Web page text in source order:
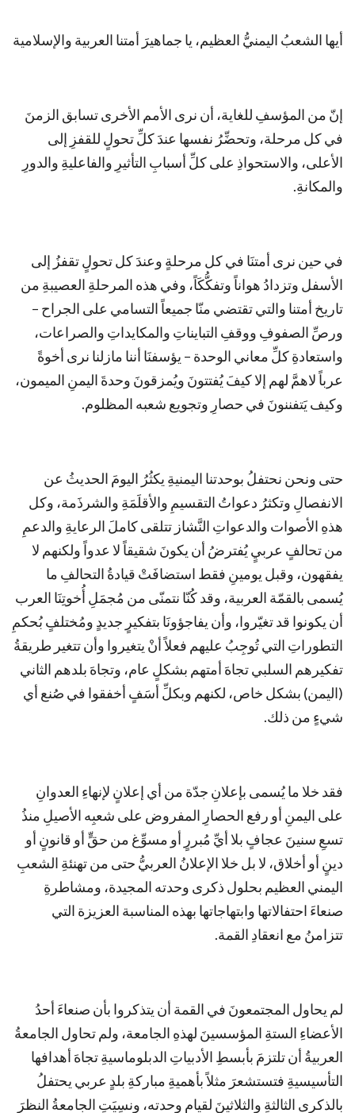
أيها الشعبُ اليمنيُّ العظيم، يا جماهيرَ أمتنا العربية والإسلامية
إنّ من المؤسفِ للغاية، أن نرى الأمم الأخرى تسابق الزمنَ
في كل مرحلة، وتحضِّرُ نفسها عندَ كلِّ تحولٍ للقفزِ إلى
الأعلى، والاستحواذِ على كلِّ أسبابِ التأثيرِ والفاعليةِ والدورِ
والمكانةِ.
في حين نرى أمتنَا في كل مرحلةٍ وعندَ كل تحولٍ تقفزُ إلى
الأسفل وتزدادُ هواناً وتفكُّكَاً، وفي هذه المرحلةِ العصيبةِ من
تاريخ أمتنا والتي تقتضي منّا جميعاً التسامي على الجراح –
ورصِّ الصفوفِ ووقفِ التبايناتِ والمكايداتِ والصراعات،
واستعادةِ كلِّ معاني الوحدة – يؤسفنَا أننا مازلنا نرى أخوةً
عرباً لاهمَّ لهم إلا كيفَ يُفتتونَ ويُمزقونَ وحدةَ اليمنِ الميمون،
وكيف يَتفننونَ في حصارِ وتجويع شعبه المظلوم.
حتى ونحن نحتفلُ بوحدتنا اليمنيةِ يكثُرُ اليومَ الحديثُ عن
الانفصالِ وتكثرُ دعواتُ التقسيمِ والأقلَمَةِ والشرذَمة، وكل
هذهِ الأصوات والدعواتِ النَّشاز تتلقى كاملَ الرعايةِ والدعمِ
من تحالفٍ عربيٍ يُفترضُ أن يكونَ شقيقاً لا عدواً ولكنهم لا
يفقهون، وقبل يومينِ فقط استضافَتْ قيادةُ التحالفِ ما
يُسمى بالقمّة العربية، وقد كُنّا نتمنّى من مُجمَلِ أُخوتِنَا العرب
أن يكونوا قد تغيّروا، وأن يفاجؤونَا بتفكيرٍ جديدٍ ومُختلفٍ بُحكمِ
التطوراتِ التي تُوجِبُ عليهم فعلاً أنْ يتغيروا وأن تتغير طريقةُ
تفكيرهم السلبي تجاهَ أمتهم بشكلٍ عام، وتجاهَ بلدهم الثاني
(اليمن) بشكل خاص، لكنهم وبكلِّ أسَفٍ أخفقوا في صُنع أي
شيءٍ من ذلك.
فقد خلا ما يُسمى بإعلانِ جدّة من أي إعلانٍ لإنهاءِ العدوانِ
على اليمنِ أو رفع الحصارِ المفروض على شعبِه الأصيلِ منذُ
تسعِ سنينَ عجافٍ بلا أيِّ مُبررٍ أو مسوِّغ من حقٍّ أو قانونٍ أو
دينٍ أو أخلاق، لا بل خلا الإعلانُ العربيُّ حتى من تهنئةِ الشعبِ
اليمني العظيم بحلول ذكرى وحدته المجيدة، ومشاطرةِ
صنعاءَ احتفالاتها وابتهاجاتها بهذه المناسبة العزيزة التي
تتزامنُ مع انعقادِ القمة.
لم يحاول المجتمعونَ في القمة أن يتذكروا بأن صنعاءَ أحدُ
الأعضاءِ الستةِ المؤسسينَ لهذهِ الجامعة، ولم تحاول الجامعةُ
العربيةُ أن تلتزمَ بأبسطِ الأدبياتِ الدبلوماسيةِ تجاهَ أهدافها
التأسيسيةِ فتستشعرَ مثلاً بأهميةِ مباركةِ بلدٍ عربي يحتفلُ
بالذكرى الثالثةِ والثلاثينَ لقيامِ وحدته، ونسِيَتِ الجامعةُ النظرَ